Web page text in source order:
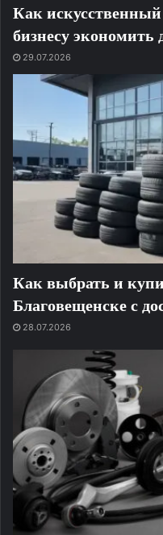
Как
бизнесу экономить
29.07.2026
Как выбрать и
Благовещенске с
28.07.2026